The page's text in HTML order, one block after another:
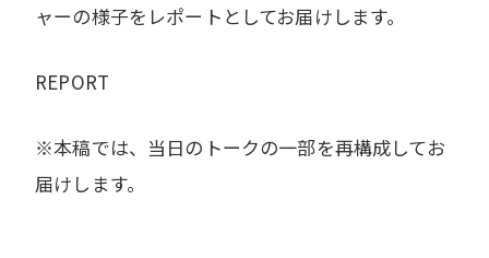
ャーの様子をレポートとしてお届けします。
REPORT
※本稿では、当日のトークの一部を再構成してお
届けします。